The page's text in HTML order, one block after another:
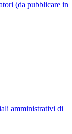
(da pubblicare in
amministrativi di